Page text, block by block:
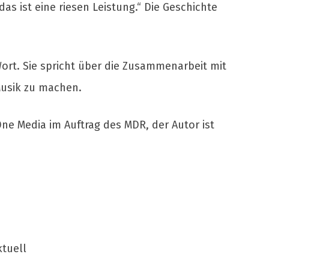
ist eine riesen Leistung.“ Die Geschichte
Sie spricht über die Zusammenarbeit mit
zu machen.
Media im Auftrag des MDR, der Autor ist